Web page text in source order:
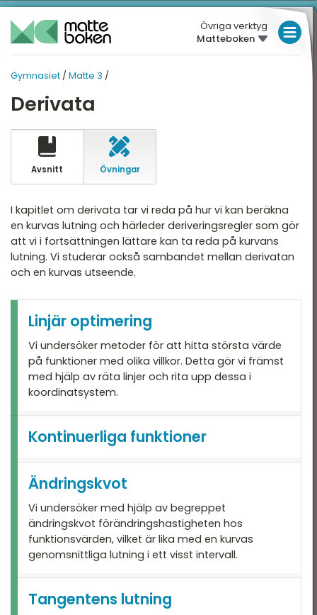
Övriga verktyg
Matteboken
Gymnasiet / Matte 3 /
Derivata
Avsnitt Övningar
I kapitlet om derivata tar vi reda på hur vi kan beräkna
en kurvas lutning och härleder deriveringsregler som gör
att vi i fortsättningen lättare kan ta reda på kurvans
lutning. Vi studerar också sambandet mellan derivatan
och en kurvas utseende.
Linjär optimering
Vi undersöker metoder för att hitta största värde
på funktioner med olika villkor. Detta gör vi främst
med hjälp av räta linjer och rita upp dessa i
koordinatsystem.
Kontinuerliga funktioner
Ändringskvot
Vi undersöker med hjälp av begreppet
ändringskvot förändringshastigheten hos
funktionsvärden, vilket är lika med en kurvas
genomsnittliga lutning i ett visst intervall.
Tangentens lutning
LÅGSTADIET
Översikt
2
Derivatan och grafen
Integraler
Blandade exempel
4
5
MATTE PÅ LÄTT SV
KUL MED MATTE